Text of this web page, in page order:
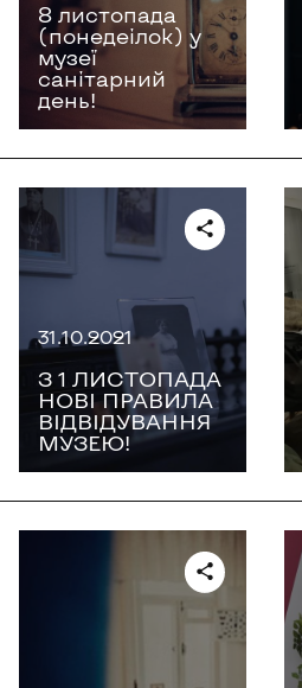
8 листопада
(понедеілок) у
музеї
санітарний
день!
31.10.2021
З 1 ЛИСТОПАДА
НОВІ ПРАВИЛА
ВІДВІДУВАННЯ
МУЗЕЮ!